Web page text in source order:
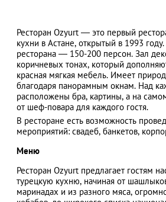
АЗАД
Ресторан Ozyurt — это первый
кухни в Астане, открытый в 1993
ресторана — 150-200 персон. Зал
коричневых тонах, который
красная мягкая мебель. Имеет
благодаря панорамным окнам. Над
расположены бра, картины, а на
от шеф-повара для каждого гостя.
В ресторане есть возможность
мероприятий: свадеб, банкетов,
Меню
Ресторан Ozyurt предлагает гостям
турецкую кухню, начиная от
маринадах и из разного мяса,